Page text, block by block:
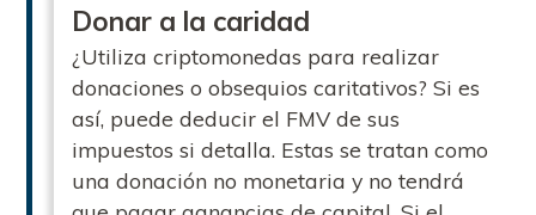
Donar a la caridad
¿Utiliza criptomonedas para realizar
donaciones o obsequios caritativos? Si es
así, puede deducir el FMV de sus
impuestos si detalla. Estas se tratan como
una donación no monetaria y no tendrá